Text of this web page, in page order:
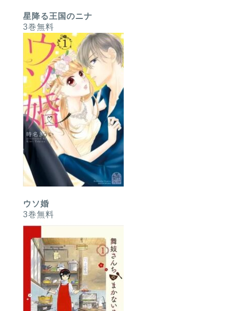
星降る王国のニナ
3巻無料
ウソ婚
3巻無料